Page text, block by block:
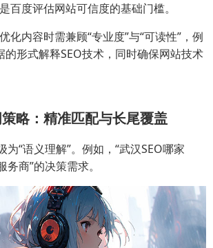
百度评估网站可信度的基础门槛。
化内容时需兼顾“专业度”与“可读性”，例
的形式解释SEO技术，同时确保网站技术
略：精准匹配与长尾覆盖
为“语义理解”。例如，“武汉SEO哪家
务商”的决策需求。